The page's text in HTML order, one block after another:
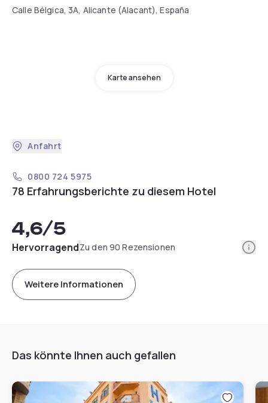
Calle Bélgica, 3A, Alicante (Alacant), España
Karte ansehen
Anfahrt
0800 724 5975
78 Erfahrungsberichte zu diesem Hotel
4,6/5
HervorragendZu den 90 Rezensionen
Weitere Informationen
Das könnte Ihnen auch gefallen